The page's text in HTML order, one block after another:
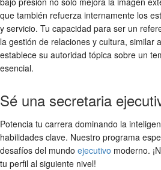
que también refuerza internamente los
y servicio. Tu capacidad para ser un
la gestión de relaciones y cultura, similar
establece su autoridad tópica sobre un
esencial.
Sé una secretaria
Potencia tu carrera dominando la
habilidades clave. Nuestro programa
desafíos del mundo ejecutivo moderno.
tu perfil al siguiente nivel!